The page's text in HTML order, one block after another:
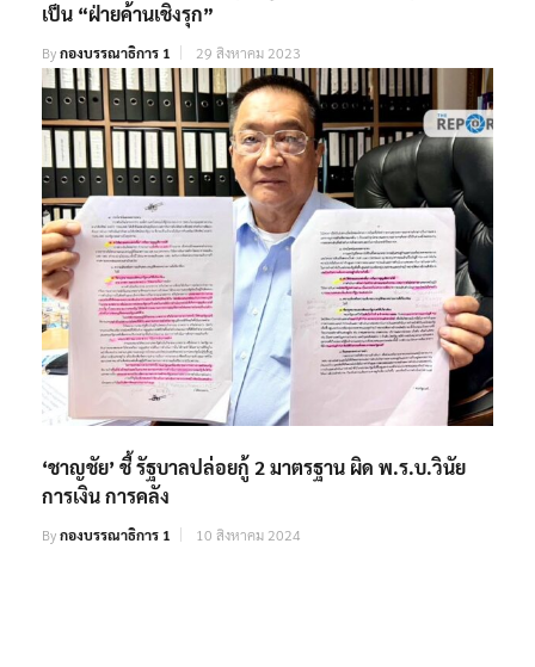
เป็น “ฝ่ายค้านเชิงรุก”
Byกองบรรณาธิการ 1 29 สิงหาคม 2023
‘ชาญชัย’ ชี้ รัฐบาลปล่อยกู้ 2 มาตรฐาน ผิด พ.ร.บ.วินัย
การเงิน การคลัง
Byกองบรรณาธิการ 1 10 สิงหาคม 2024